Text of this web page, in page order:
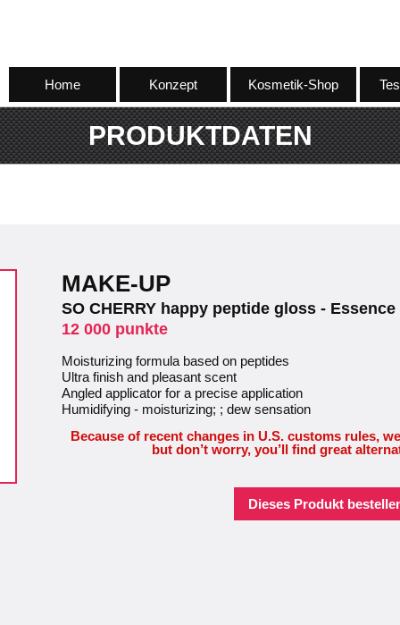
Home Konzept Kosmetik-Shop
PRODUKTDATEN
MAKE-UP
SO CHERRY happy peptide gloss - Essence
12 000 punkte
Moisturizing formula based on peptides
Ultra finish and pleasant scent
Angled applicator for a precise application
Humidifying - moisturizing; ; dew sensation
Because of recent changes in U.S. customs rules,
but don’t worry, you’ll find great
Dieses Produkt